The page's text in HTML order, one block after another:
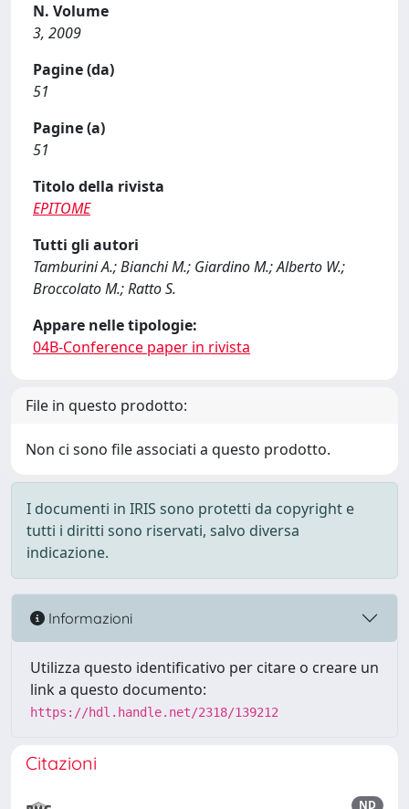
N. Volume
3, 2009
Pagine (da)
51
Pagine (a)
51
Titolo della rivista
EPITOME
Tutti gli autori
Tamburini A.; Bianchi M.; Giardino M.; Alberto W.;
Broccolato M.; Ratto S.
Appare nelle tipologie:
04B-Conference paper in rivista
File in questo prodotto:
Non ci sono file associati a questo prodotto.
I documenti in IRIS sono protetti da copyright e
tutti i diritti sono riservati, salvo diversa
indicazione.
Informazioni
Utilizza questo identificativo per citare o creare un
link a questo documento:
https://hdl.handle.net/2318/139212
Citazioni
ND